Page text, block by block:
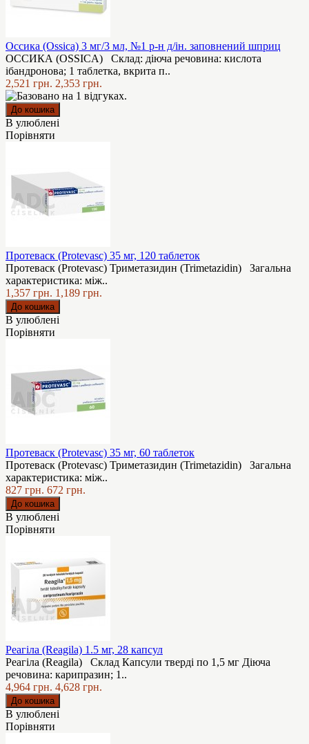
Оссика (Ossica) 3 мг/3 мл, №1 р-н д/ін. заповнений шприц
ОССИКА (OSSICA) Склад: діюча речовина: кислота
ібандронова; 1 таблетка, вкрита п..
2,521 грн. 2,353 грн.
В улюблені
Порівняти
Протеваск (Protevasc) 35 мг, 120 таблеток
Протеваск (Protevasc) Триметазидин (Trimеtazidin) Загальна
характеристика: між..
1,357 грн. 1,189 грн.
В улюблені
Порівняти
Протеваск (Protevasc) 35 мг, 60 таблеток
Протеваск (Protevasc) Триметазидин (Trimеtazidin) Загальна
характеристика: між..
827 грн. 672 грн.
В улюблені
Порівняти
Реагіла (Reagila) 1.5 мг, 28 капсул
Реагіла (Reagila) Склад Капсули тверді по 1,5 мг Діюча
речовина: карипразин; 1..
4,964 грн. 4,628 грн.
В улюблені
Порівняти